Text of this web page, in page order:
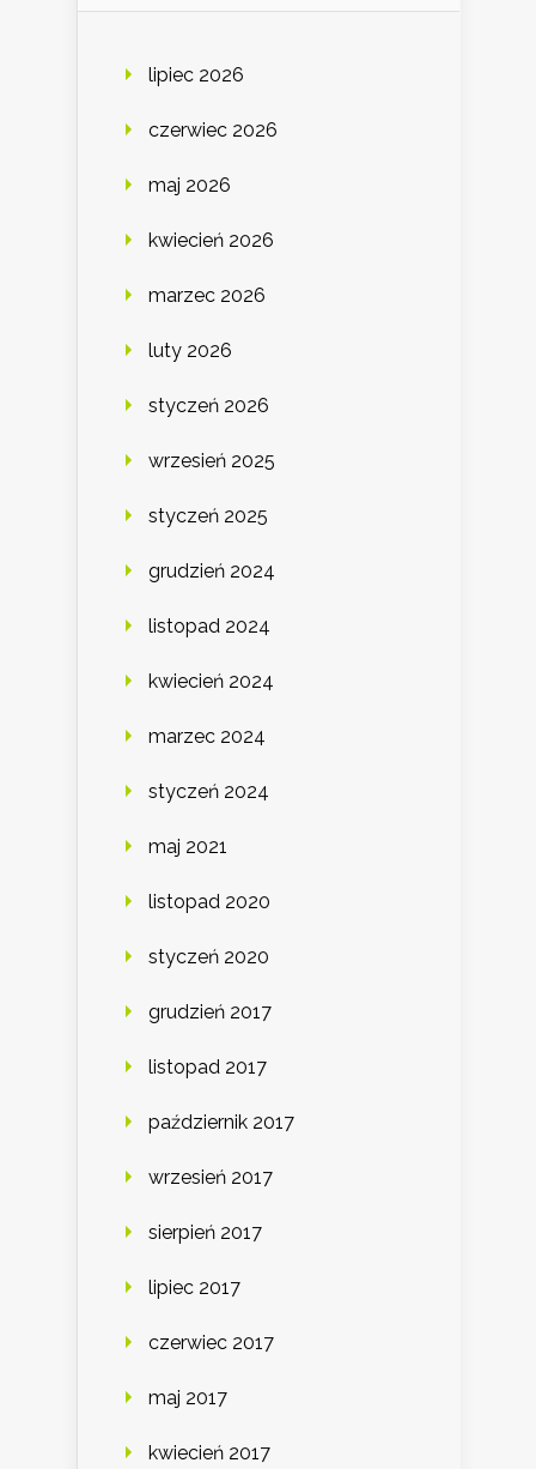
lipiec 2026
czerwiec 2026
maj 2026
kwiecień 2026
marzec 2026
luty 2026
styczeń 2026
wrzesień 2025
styczeń 2025
grudzień 2024
listopad 2024
kwiecień 2024
marzec 2024
styczeń 2024
maj 2021
listopad 2020
styczeń 2020
grudzień 2017
listopad 2017
październik 2017
wrzesień 2017
sierpień 2017
lipiec 2017
czerwiec 2017
maj 2017
kwiecień 2017